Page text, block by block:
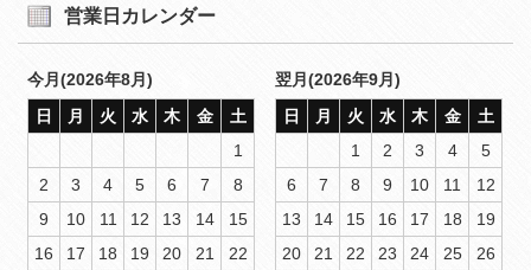
営業日カレンダー
今月(2026年8月)
日
月 火 水 木 金
土
1
2
3 4 5 6 7
8
9
10 11 12 13 14
15
16
17 18 19 20 21
22
翌月(2026年9月)
日
月 火 水 木 金
土
1
2 3 4
5
6
7 8 9 10 11
12
13
14 15 16 17 18
19
20
21 22 23 24 25
26